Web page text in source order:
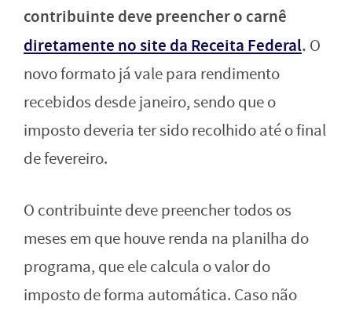
contribuinte deve preencher o carnê
diretamente no site da Receita Federal. O
novo formato já vale para rendimento
recebidos desde janeiro, sendo que o
imposto deveria ter sido recolhido até o final
de fevereiro.
O contribuinte deve preencher todos os
meses em que houve renda na planilha do
programa, que ele calcula o valor do
imposto de forma automática. Caso não